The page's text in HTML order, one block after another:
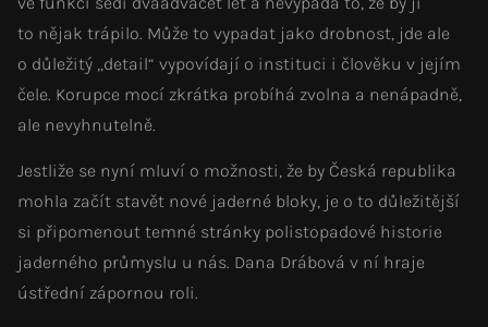
to nějak trápilo. Může to vypadat jako drobnost, jde ale
o důležitý „detail“ vypovídají o instituci i člověku v jejím
čele. Korupce mocí zkrátka probíhá zvolna a nenápadně,
ale nevyhnutelně.
Jestliže se nyní mluví o možnosti, že by Česká republika
mohla začít stavět nové jaderné bloky, je o to důležitější
si připomenout temné stránky polistopadové historie
jaderného průmyslu u nás. Dana Drábová v ní hraje
ústřední zápornou roli.